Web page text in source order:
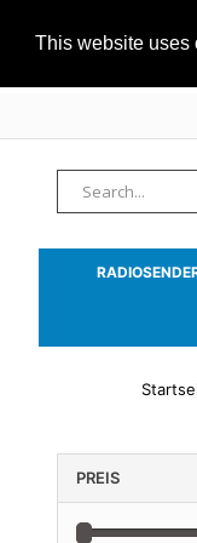
This website uses
PREIS